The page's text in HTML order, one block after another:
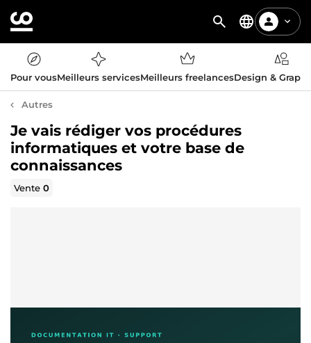
Pour vousMeilleurs servicesMeilleurs freelancesDesign &
Autres
Je vais rédiger vos procédures
informatiques et votre base de
connaissances
Vente0